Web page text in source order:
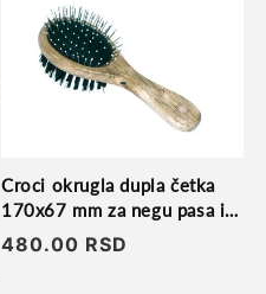
Croci okrugla dupla četka
170x67 mm za negu pasa i
mačaka
Regularna
480.00 RSD